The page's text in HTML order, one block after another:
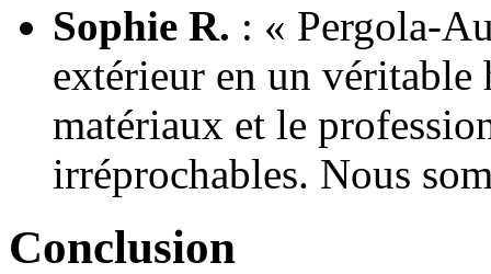
Sophie R. : « Pergola-
extérieur en un véritable
matériaux et le
irréprochables. Nous
Conclusion